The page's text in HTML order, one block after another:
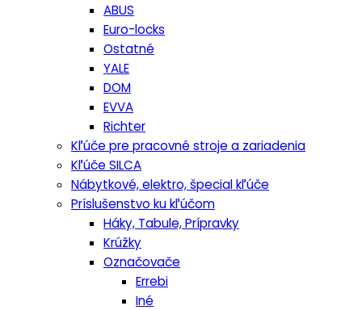
ABUS
Euro-locks
Ostatné
YALE
DOM
EVVA
Richter
Kľúče pre pracovné stroje a zariadenia
Kľúče SILCA
Nábytkové, elektro, špecial kľúče
Príslušenstvo ku kľúčom
Háky, Tabule, Prípravky
Krúžky
Označovače
Errebi
Iné